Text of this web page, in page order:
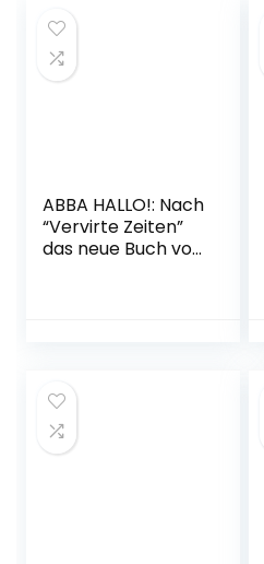
ABBA HALLO!: Nach
“Vervirte Zeiten”
das neue Buch von